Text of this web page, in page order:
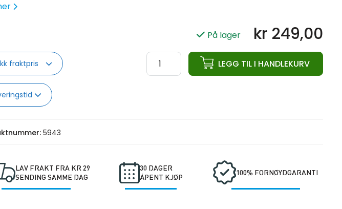
På lager kr 249,00
fraktpris
ata
Aerobic
LEGG TIL I HANDLEKURV
5943
LAV FRAKT FRA KR 29
SENDING SAMME DAG
30 DAGER
ÅPENT KJØP
100% FORNØYDGARANTI